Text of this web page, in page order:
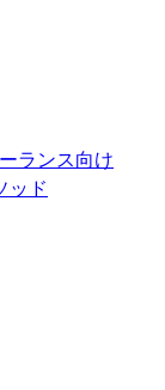
ランス向け
ッド